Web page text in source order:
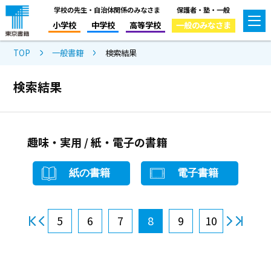
学校の先生・自治体関係のみなさま
小学校 中学校 高等学校
保護者・塾・一般
一般のみなさま
TOP 一般書籍 検索結果
検索結果
趣味・実用 / 紙・電子の書籍
紙の書籍 電子書籍
5 6 7 8 9 10